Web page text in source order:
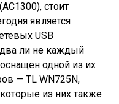
стоит
является
USB
ли не каждый
одной из их
— TL WN725N,
из них также